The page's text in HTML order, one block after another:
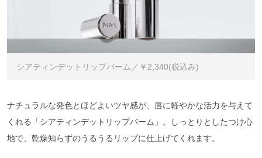
シアティンデットリップバーム／￥2,340(税込み)
ナチュラルな発色とほどよいツヤ感が、唇に軽やかな活力を与えて
くれる「シアティンデットリップバーム」。しっとりとしたつけ心
地で、乾燥知らずのうるうるリップに仕上げてくれます。